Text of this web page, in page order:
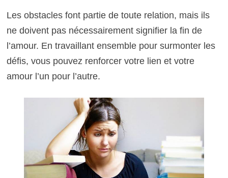
Les obstacles font partie de toute relation, mais ils
ne doivent pas nécessairement signifier la fin de
l’amour. En travaillant ensemble pour surmonter les
défis, vous pouvez renforcer votre lien et votre
amour l’un pour l’autre.